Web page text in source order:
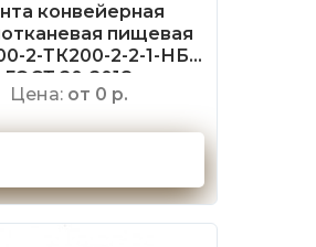
конвейерная
пищевая
2-ТК200-2-2-1-НБ
ГОСТ 20-2018
Цена: от 0 р.